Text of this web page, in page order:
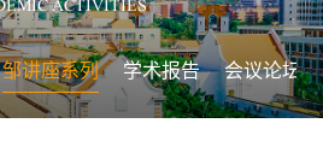
ACTIVITIES
邹讲座系列 学术报告 会议论坛